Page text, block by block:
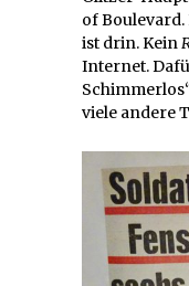
of
ist drin. Kein
Internet.
viele andere